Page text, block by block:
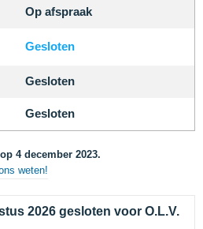
Op afspraak
Gesloten
Gesloten
Gesloten
4 december 2023.
weten!
2026 gesloten voor O.L.V.